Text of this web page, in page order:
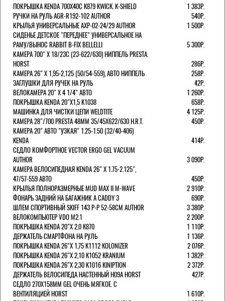
ПОКРЫШКА KENDA 700Х40С K879 KWICK. K-SHIELD
1 383Р.
РУЧКИ НА РУЛЬ AGR-R192-102 AUTHOR
540Р.
КРЫЛЬЯ УНИВЕРСАЛЬНЫЕ AXP-02-24/29 AUTHOR
1 500Р.
СИДЕНЬЕ ДЕТСКОЕ "ПЕРЕДНЕЕ" УНИВЕРСАЛЬНОЕ НА
РАМУ/ВЫНОС RABBIT B-FIX BELLELLI
5 300Р.
КАМЕРА 700" Х 18/23C (23-622/630) НИППЕЛЬ PRESTA.
HORST
286Р.
КАМЕРА 26" X 1,95-2,125 (50/54-559), АВТО НИППЕЛЬ
258Р.
ЗАГЛУШКИ ДЛЯ РУЧЕК НА РУЛЬ
42Р.
ВЕЛОКАМЕРА 20" Х 4 1/4" АВТО
1 260Р.
ПОКРЫШКА KENDA 20"Х1,5 K1038
658Р.
МАШИНКА ДЛЯ ЧИСТКИ ЦЕПИ WELDTITE
4 125Р.
КАМЕРА 28"/700 PRESTA 48ММ 35/45Х622/630 H.R.T.
450Р.
КАМЕРА 20" АВТО "УЗКАЯ" 1.25-1.50 (32/40-406)
KENDA
414Р.
СЕДЛО КОМФОРТНОЕ VECTOR ERGO GEL VACUUM
AUTHOR
3 090Р.
КАМЕРА ВЕЛОСИПЕДНАЯ KENDA 26" Х 1.75-2.125",
47/57-559 АВТО
450Р.
КРЫЛЬЯ ПОЛНОРАЗМЕРНЫЕ MUD MAX II M-WAVE
2 910Р.
ФОНАРЬ ЗАДНИЙ НА БАГАЖНИК A CADDY 3
690Р.
ШЛЕМ СПОРТИВНЫЙ SKIFF 143 Р-Р 52-58СМ AUTHOR
3 380Р.
ВЕЛОКОМПЬЮТЕР VDO M2.1
2 200Р.
ПОКРЫШКА KENDA 20"Х 2,0 K870
1 110Р.
ДЕРЖАТЕЛЬ СМАРТФОНА НА РУЛЬ
1 136Р.
ПОКРЫШКА KENDA 26"Х 1,75 K1112 KOLONIZER
2 076Р.
ПОКРЫШКА KENDA 26"Х 2,10 K1052 KRANIUM
1 382Р.
ПОКРЫШКА KENDA 26"Х 2,30 K1016 KINIPTION
2 372Р.
ДЕРЖАТЕЛЬ ВЕЛОСИПЕДА НАСТЕННЫЙ H09A HORST
427Р.
СЕДЛО 270Х158ММ GEL ОЧЕНЬ МЯГКОЕ. С
ВЕНТИЛЯЦИЕЙ HORST
1 610Р.